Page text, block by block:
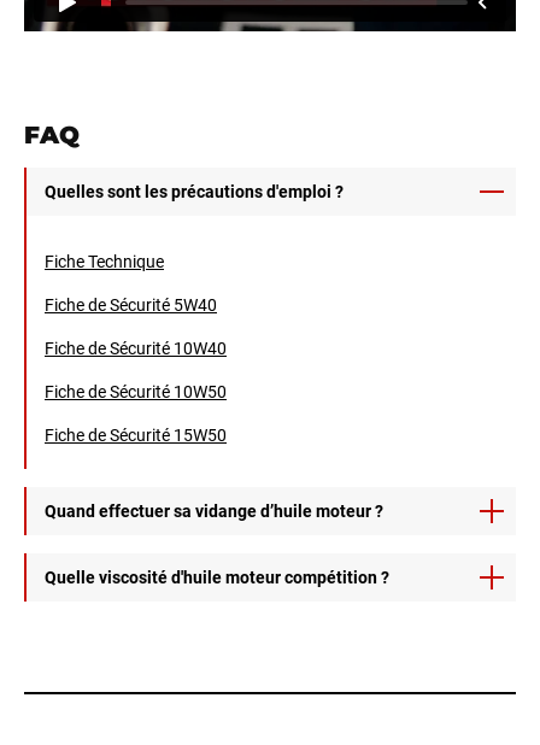
FAQ
Quelles sont les précautions d'emploi ?
Fiche Technique
Fiche de Sécurité 5W40
Fiche de Sécurité 10W40
Fiche de Sécurité 10W50
Fiche de Sécurité 15W50
Quand effectuer sa vidange d’huile moteur ?
La vidange s’effectue selon l’utilisation et les
Quelle viscosité d'huile moteur compétition ?